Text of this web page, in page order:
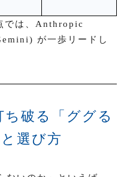
は、 Anthropic
が一歩リードし
破る「ググる
選び方